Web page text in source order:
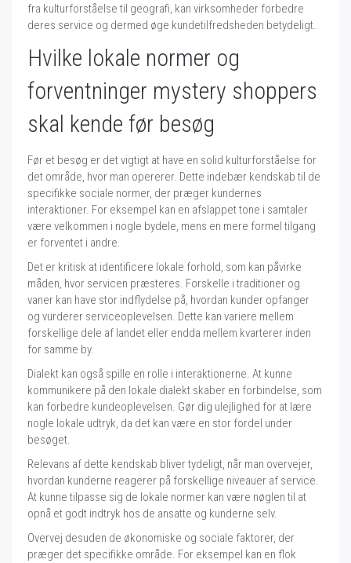
fra kulturforståelse til geografi, kan virksomheder forbedre
deres service og dermed øge kundetilfredsheden betydeligt.
Hvilke lokale normer og
forventninger mystery shoppers
skal kende før besøg
Før et besøg er det vigtigt at have en solid kulturforståelse for
det område, hvor man opererer. Dette indebær kendskab til de
specifikke sociale normer, der præger kundernes
interaktioner. For eksempel kan en afslappet tone i samtaler
være velkommen i nogle bydele, mens en mere formel tilgang
er forventet i andre.
Det er kritisk at identificere lokale forhold, som kan påvirke
måden, hvor servicen præsteres. Forskelle i traditioner og
vaner kan have stor indflydelse på, hvordan kunder opfanger
og vurderer serviceoplevelsen. Dette kan variere mellem
forskellige dele af landet eller endda mellem kvarterer inden
for samme by.
Dialekt kan også spille en rolle i interaktionerne. At kunne
kommunikere på den lokale dialekt skaber en forbindelse, som
kan forbedre kundeoplevelsen. Gør dig ulejlighed for at lære
nogle lokale udtryk, da det kan være en stor fordel under
besøget.
Relevans af dette kendskab bliver tydeligt, når man overvejer,
hvordan kunderne reagerer på forskellige niveauer af service.
At kunne tilpasse sig de lokale normer kan være nøglen til at
opnå et godt indtryk hos de ansatte og kunderne selv.
Overvej desuden de økonomiske og sociale faktorer, der
præger det specifikke område. For eksempel kan en flok